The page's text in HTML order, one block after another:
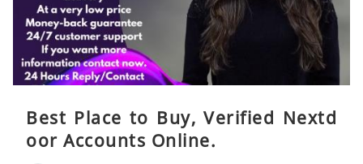
Best Place to Buy, Verified Nextd
oor Accounts Online.